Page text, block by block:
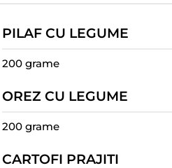
PILAF CU LEGUME
200 grame
OREZ CU LEGUME
200 grame
CARTOFI PRAJITI